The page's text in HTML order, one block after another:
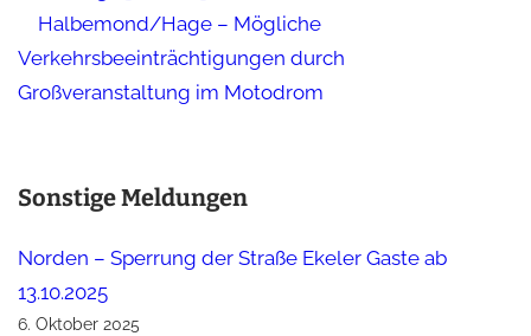
Halbemond/Hage – Mögliche
Verkehrsbeeinträchtigungen durch
Großveranstaltung im Motodrom
Sonstige Meldungen
Norden – Sperrung der Straße Ekeler Gaste ab
13.10.2025
6. Oktober 2025